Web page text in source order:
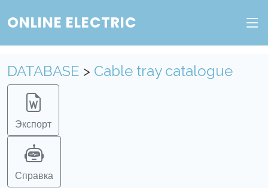
ONLINE ELECTRIC
DATABASE > Cable tray catalogue
Экспорт
Справка